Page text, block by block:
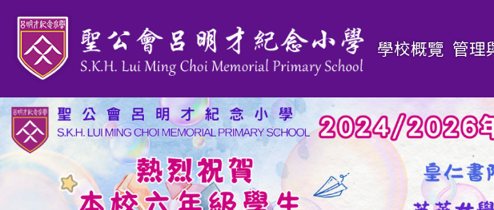
移至主內容 Main
學校概覽 管理